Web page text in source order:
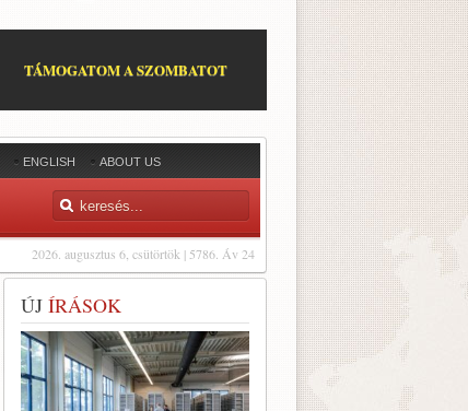
TÁMOGATOM A SZOMBATOT
ENGLISH ABOUT US
2026. augusztus 6, csütörtök | 5786. Áv 24
ÚJ ÍRÁSOK